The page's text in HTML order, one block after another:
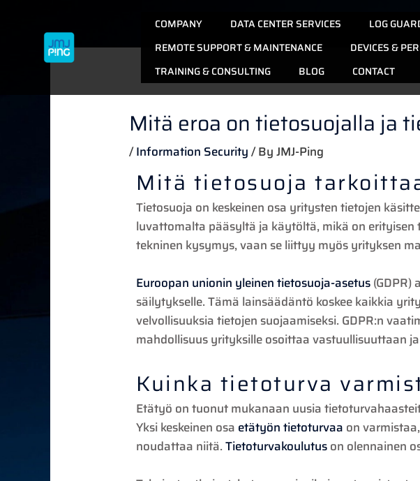
COMPANY DATA CENTER SERVICES LOG
REMOTE SUPPORT & MAINTENANCE
DEVICES &
TRAINING & CONSULTING
BLOG CONTACT
Mitä eroa on tietosuojalla ja
/Information Security/ ByJMJ-Ping
Mitä tietosuoja
Tietosuoja on keskeinen osa yritysten tietojen
luvattomalta pääsyltä ja käytöltä, mikä on erityisen
tekninen kysymys, vaan se liittyy myös yrityksen
Euroopan unionin yleinen tietosuoja-asetus
säilytykselle. Tämä lainsäädäntö koskee kaikkia
velvollisuuksia tietojen suojaamiseksi. GDPR:n
mahdollisuus yrityksille osoittaa vastuullisuuttaan
Kuinka tietoturva
Etätyö on tuonut mukanaan uusia
Yksi keskeinen osa etätyön tietoturvaa on
noudattaa niitä.Tietoturvakoulutuson olennainen